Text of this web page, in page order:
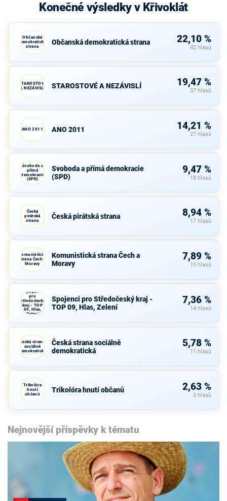
Konečné výsledky v Křivoklát
Občanská
demokratická
strana
Občanská demokratická strana 22,10 %
42 hlasů
STAROSTOVÉ
A NEZÁVISLÍ
STAROSTOVÉ A NEZÁVISLÍ 19,47 %
37 hlasů
ANO 2011 ANO 2011 14,21 %
27 hlasů
Svoboda a
přímá
demokracie
(SPD)
Svoboda a přímá demokracie
(SPD)
9,47 %
18 hlasů
Česká
pirátská
strana
Česká pirátská strana 8,94 %
17 hlasů
Komunistická
strana Čech a
Moravy
Komunistická strana Čech a
Moravy
7,89 %
15 hlasů
Spojenci
pro
Středočeský
kraj - TOP
09, Hlas,
Zelení
Spojenci pro Středočeský kraj -
TOP 09, Hlas, Zelení
7,36 %
14 hlasů
Česká strana
sociálně
demokratická
Česká strana sociálně
demokratická
5,78 %
11 hlasů
Trikolóra
hnutí
občanů
Trikolóra hnutí občanů 2,63 %
5 hlasů
Nejnovější příspěvky k tématu